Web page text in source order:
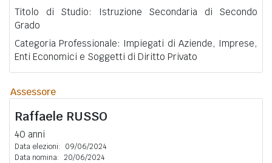
Titolo di Studio: Istruzione Secondaria di Secondo
Grado
Categoria Professionale: Impiegati di Aziende, Imprese,
Enti Economici e Soggetti di Diritto Privato
Assessore
Raffaele RUSSO
40 anni
Data elezioni:
09/06/2024
Data nomina: 20/06/2024